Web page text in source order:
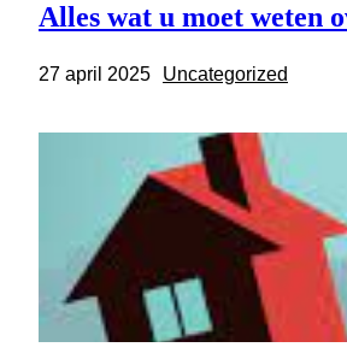
Alles wat u moet weten
27 april 2025 Uncategorized